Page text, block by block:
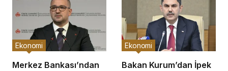
Merkez Bankası’ndan
Ekonomi
Bakan Kurum’dan İpek
Ekonomi